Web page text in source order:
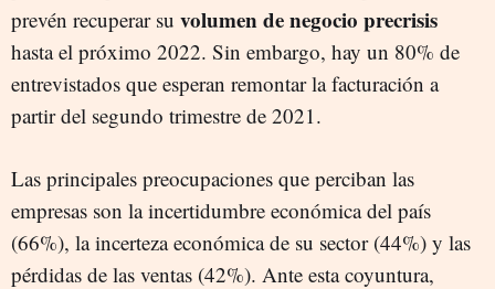
prevén recuperar su volumen de negocio precrisis
hasta el próximo 2022. Sin embargo, hay un 80% de
entrevistados que esperan remontar la facturación a
partir del segundo trimestre de 2021.
Las principales preocupaciones que perciban las
empresas son la incertidumbre económica del país
(66%), la incerteza económica de su sector (44%) y las
pérdidas de las ventas (42%). Ante esta coyuntura,